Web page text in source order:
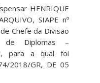
HENRIQUE
SIAPE nº
Chefe da Divisão
de Diplomas –
para a qual foi
2018/GR, DE 05